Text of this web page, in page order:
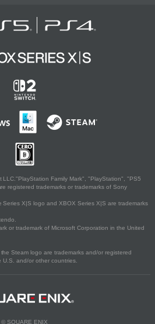
Family Mark", "PlayStation", "PS5
registered trademarks or trademarks of Sony
Series X|S logo and XBOX Series X|S are trademarks
or trademark of Microsoft Corporation in the United
Steam logo are trademarks and/or registered
U.S. and/or other countries.
© SQUARE ENIX